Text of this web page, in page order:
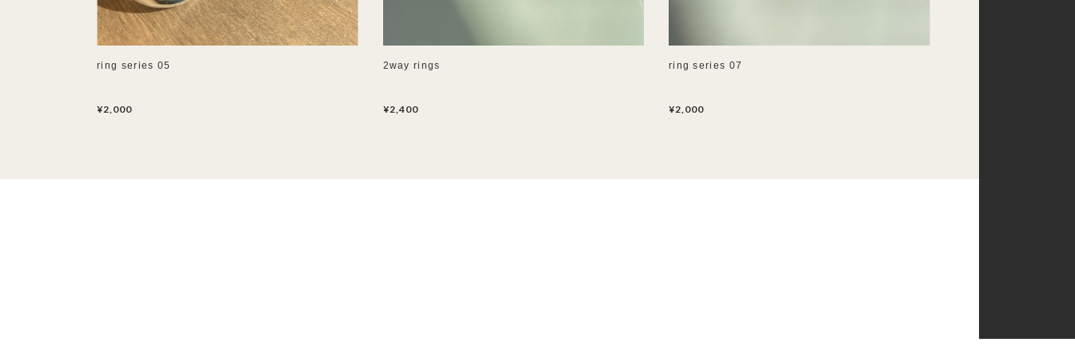
ring series 05
¥2,000
2way rings
¥2,400
ring series 07
¥2,000